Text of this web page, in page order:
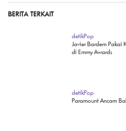
BERITA TERKAIT
detikPop